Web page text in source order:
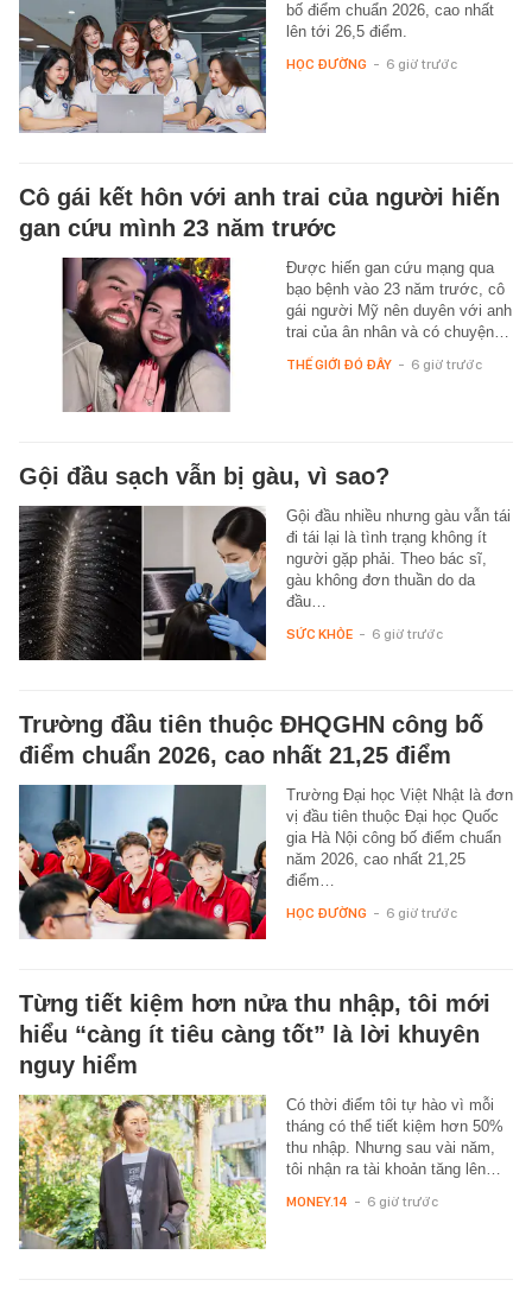
bố điểm chuẩn 2026, cao nhất
lên tới 26,5 điểm.
HỌC ĐƯỜNG - 6 giờ trước
Cô gái kết hôn với anh trai của người hiến
gan cứu mình 23 năm trước
Được hiến gan cứu mạng qua
bạo bệnh vào 23 năm trước, cô
gái người Mỹ nên duyên với anh
trai của ân nhân và có chuyện…
THẾ GIỚI ĐÓ ĐÂY - 6 giờ trước
Gội đầu sạch vẫn bị gàu, vì sao?
Gội đầu nhiều nhưng gàu vẫn tái
đi tái lại là tình trạng không ít
người gặp phải. Theo bác sĩ,
gàu không đơn thuần do da
đầu…
SỨC KHỎE - 6 giờ trước
Trường đầu tiên thuộc ĐHQGHN công bố
điểm chuẩn 2026, cao nhất 21,25 điểm
Trường Đại học Việt Nhật là đơn
vị đầu tiên thuộc Đại học Quốc
gia Hà Nội công bố điểm chuẩn
năm 2026, cao nhất 21,25
điểm…
HỌC ĐƯỜNG - 6 giờ trước
Từng tiết kiệm hơn nửa thu nhập, tôi mới
hiểu “càng ít tiêu càng tốt” là lời khuyên
nguy hiểm
Có thời điểm tôi tự hào vì mỗi
tháng có thể tiết kiệm hơn 50%
thu nhập. Nhưng sau vài năm,
tôi nhận ra tài khoản tăng lên…
MONEY.14 - 6 giờ trước